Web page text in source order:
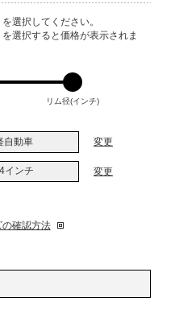
選択してください。
選択すると価格が表示されま
リム径(インチ)
自動車 変更
インチ 変更
確認方法